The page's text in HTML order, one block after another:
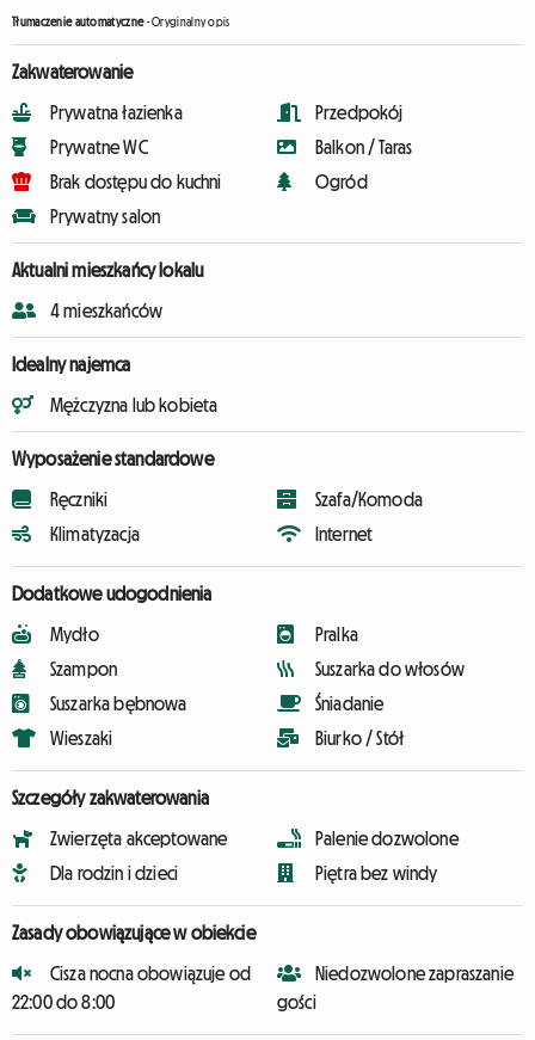
Tłumaczenie automatyczne-Oryginalny opis
Zakwaterowanie
Prywatna łazienka
Prywatne WC
Brak dostępu do kuchni
Prywatny salon
Przedpokój
Balkon / Taras
Ogród
Aktualni mieszkańcy lokalu
4 mieszkańców
Idealny najemca
Mężczyzna lub kobieta
Wyposażenie standardowe
Ręczniki
Klimatyzacja
Szafa/Komoda
Internet
Dodatkowe udogodnienia
Mydło
Szampon
Suszarka bębnowa
Wieszaki
Pralka
Suszarka do włosów
Śniadanie
Biurko / Stół
Szczegóły zakwaterowania
Zwierzęta akceptowane
Dla rodzin i dzieci
Palenie dozwolone
Piętra bez windy
Zasady obowiązujące w obiekcie
Cisza nocna obowiązuje od
22:00 do 8:00
Niedozwolone zapraszanie
gości